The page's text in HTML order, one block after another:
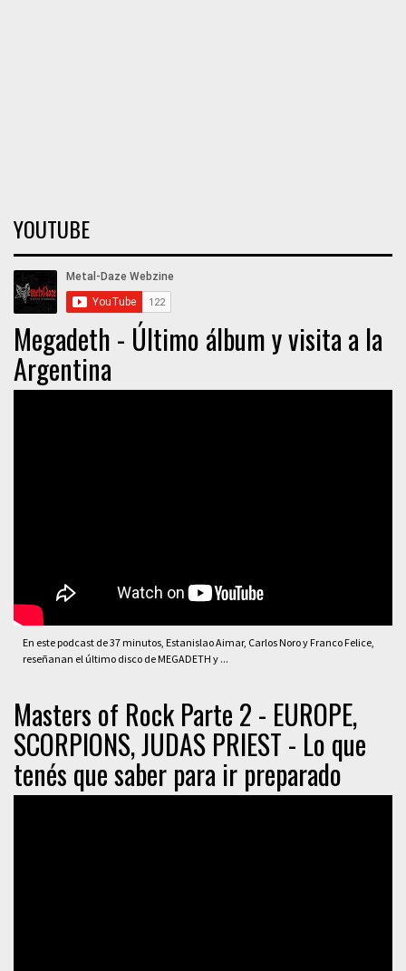
YOUTUBE
Megadeth - Último álbum y visita a la
Argentina
En este podcast de 37 minutos, Estanislao Aimar, Carlos Noro y Franco Felice,
reseñanan el último disco de MEGADETH y ...
Masters of Rock Parte 2 - EUROPE,
SCORPIONS, JUDAS PRIEST - Lo que
tenés que saber para ir preparado